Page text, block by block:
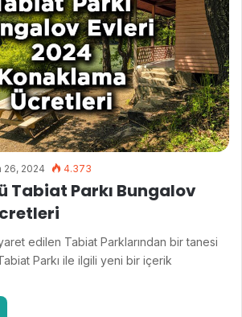
26, 2024 4.373
Tabiat Parkı Bungalov
edilen Tabiat Parklarından bir tanesi
Parkı ile ilgili yeni bir içerik